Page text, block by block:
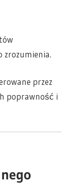
zrozumienia.
przez
poprawność i